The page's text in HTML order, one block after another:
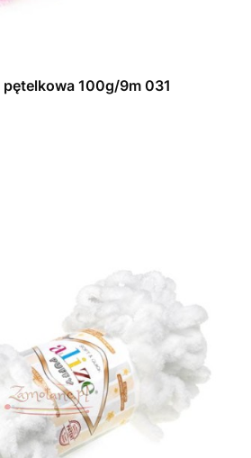
pętelkowa 100g/9m 031